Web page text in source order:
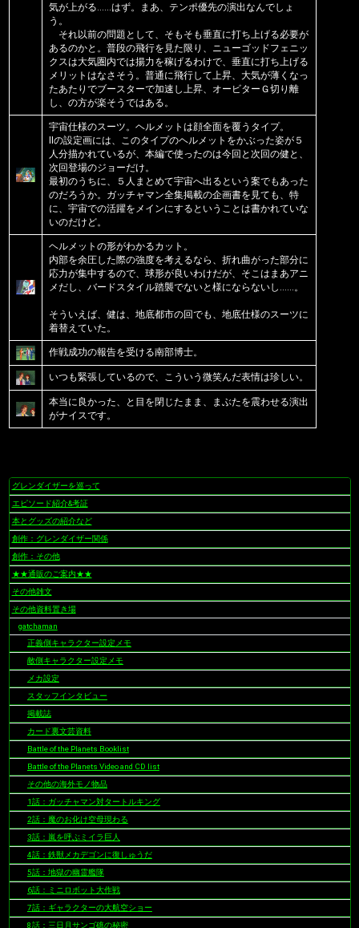
気が上がる……はず。まあ、テンポ優先の演出なんでしょ
う。
それ以前の問題として、そもそも垂直に打ち上げる必要が
あるのかと。普段の飛行を見た限り、ニューゴッドフェニッ
クスは大気圏内では揚力を稼げるわけで、垂直に打ち上げる
メリットはなさそう。普通に飛行して上昇、大気が薄くなっ
たあたりでブースターで加速し上昇、オービターＧ切り離
し、の方が楽そうではある。
宇宙仕様のスーツ。ヘルメットは顔全面を覆うタイプ。
IIの設定画には、このタイプのヘルメットをかぶった姿が５
人分描かれているが、本編で使ったのは今回と次回の健と、
次回登場のジョーだけ。
最初のうちに、５人まとめて宇宙へ出るという案でもあった
のだろうか。ガッチャマン全集掲載の企画書を見ても、特
に、宇宙での活躍をメインにするということは書かれていな
いのだけど。
ヘルメットの形がわかるカット。
内部を余圧した際の強度を考えるなら、折れ曲がった部分に
応力が集中するので、球形が良いわけだが、そこはまあアニ
メだし、バードスタイル踏襲でないと様にならないし……。
そういえば、健は、地底都市の回でも、地底仕様のスーツに
着替えていた。
作戦成功の報告を受ける南部博士。
いつも緊張しているので、こういう微笑んだ表情は珍しい。
本当に良かった、と目を閉じたまま、まぶたを震わせる演出
がナイスです。
ナ
ビ
ゲ
ー
シ
ョ
ン
グレンダイザーを巡って
エピソード紹介&考証
本とグッズの紹介など
創作：グレンダイザー関係
創作：その他
★★通販のご案内★★
その他雑文
その他資料置き場
gatchaman
正義側キャラクター設定メモ
敵側キャラクター設定メモ
メカ設定
スタッフインタビュー
掲載誌
カード裏文芸資料
Battle of the Planets Booklist
Battle of the Planets Video and CD list
その他の海外モノ物品
1話：ガッチャマン対タートルキング
2話：魔のお化け空母現わる
3話：嵐を呼ぶミイラ巨人
4話：鉄獣メカデゴンに復しゅうだ
5話：地獄の幽霊艦隊
6話：ミニロボット大作戦
7話：ギャラクターの大航空ショー
8話：三日月サンゴ礁の秘密